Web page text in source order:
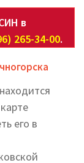
в
265-34-00.
его в